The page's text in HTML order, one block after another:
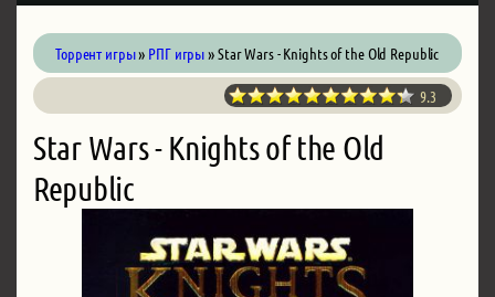
Торрент игры» РПГ игры» Star Wars - Knights of the Old Republic
9.3
Star Wars - Knights of the Old
Republic